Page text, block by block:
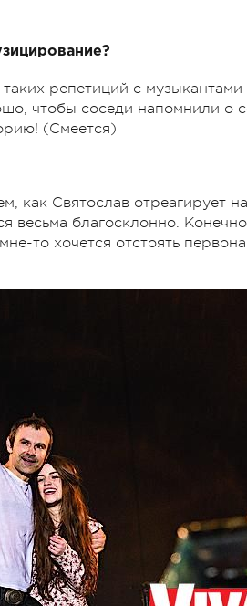
репетиций с
чтобы соседи напомнили о
(Смеется)
как Святослав отреагирует
весьма благосклонно.
то хочется отстоять